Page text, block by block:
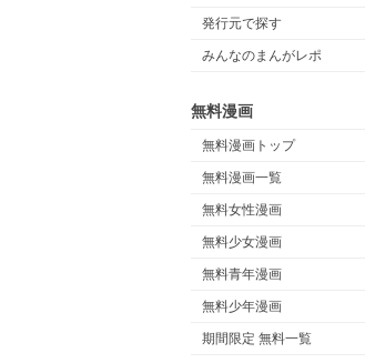
発行元で探す
みんなのまんがレポ
無料漫画
無料漫画トップ
無料漫画一覧
無料女性漫画
無料少女漫画
無料青年漫画
無料少年漫画
期間限定 無料一覧